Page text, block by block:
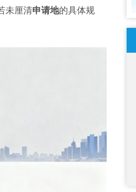
未厘清申请地的具体规